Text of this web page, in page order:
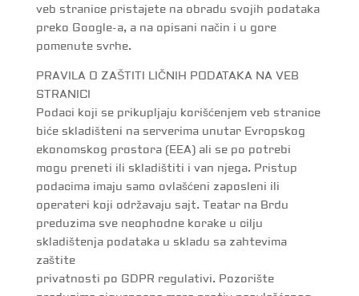
veb stranice pristajete na obradu svojih podataka
preko Google-a, a na opisani način i u gore
pomenute svrhe.
PRAVILA O ZAŠTITI LIČNIH PODATAKA NA VEB
STRANICI
Podaci koji se prikupljaju korišćenjem veb stranice
biće skladišteni na serverima unutar Evropskog
ekonomskog prostora (EEA) ali se po potrebi
mogu preneti ili skladištiti i van njega. Pristup
podacima imaju samo ovlašćeni zaposleni ili
operateri koji održavaju sajt. Teatar na Brdu
preduzima sve neophodne korake u cilju
skladištenja podataka u skladu sa zahtevima
zaštite
privatnosti po GDPR regulativi. Pozorište